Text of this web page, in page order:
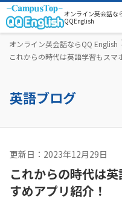
オンライン英会話な
QQEnglish
オンライン英会話ならQQ English
これからの時代は英語学習もスマ
英語ブログ
更新日：2023年12月29日
これからの時代は
すめアプリ紹介！